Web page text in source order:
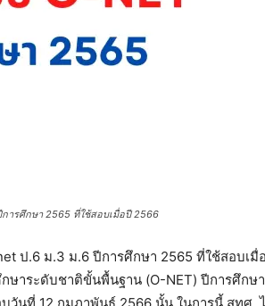
ารศึกษา 2565 ที่ใช้สอบเมื่อปี 2566
ป.6 ม.3 ม.6 ปีการศึกษา 2565 ที่ใช้สอบเมื่
ษาระดับชาติขั้นพื้นฐาน (O-NET) ปีการศึกษ